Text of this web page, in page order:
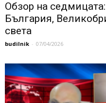
Обзор на
България,
света
budilnik - 07/04/2026